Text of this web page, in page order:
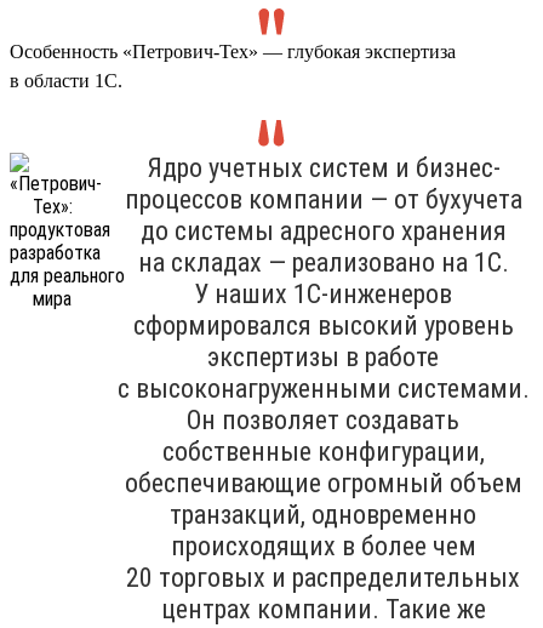
Особенность «Петрович-Тех» — глубокая экспертиза
в области 1С.
Ядро учетных систем и бизнес-
процессов компании — от бухучета
до системы адресного хранения
на складах — реализовано на 1С.
У наших 1С-инженеров
сформировался высокий уровень
экспертизы в работе
с высоконагруженными системами.
Он позволяет создавать
собственные конфигурации,
обеспечивающие огромный объем
транзакций, одновременно
происходящих в более чем
20 торговых и распределительных
центрах компании. Такие же